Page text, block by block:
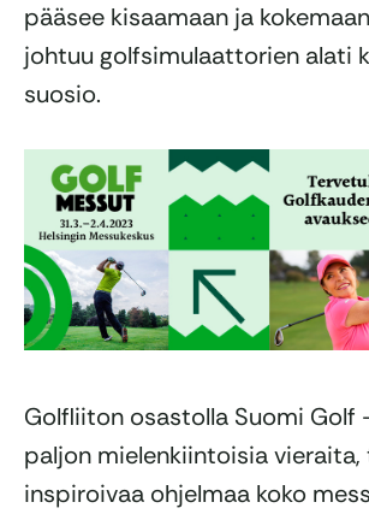
pääsee kisaamaan ja
johtuu golfsimulaattorien alati
suosio.
Golfliiton osastolla Suomi Golf
paljon mielenkiintoisia
inspiroivaa ohjelmaa koko